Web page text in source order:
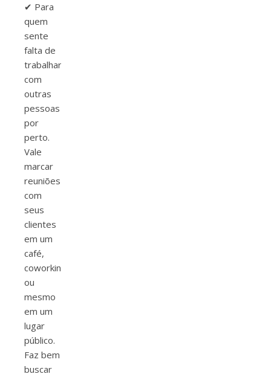
✔ Para
quem
sente
falta de
trabalhar
com
outras
pessoas
por
perto.
Vale
marcar
reuniões
com
seus
clientes
em um
café,
coworking
ou
mesmo
em um
lugar
público.
Faz bem
buscar